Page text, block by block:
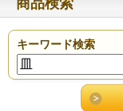
商品検索
キーワード検索